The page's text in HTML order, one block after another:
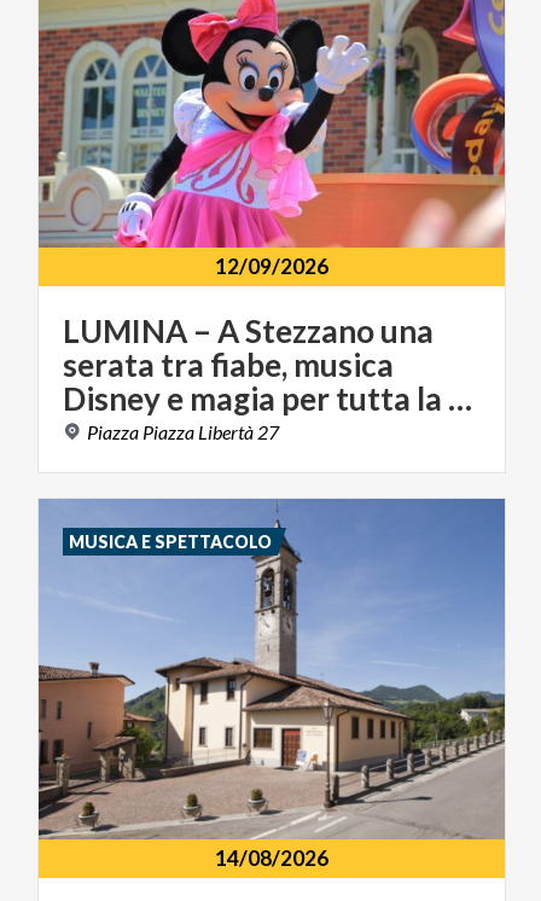
12/09/2026
LUMINA – A Stezzano una
serata tra fiabe, musica
Disney e magia per tutta la famiglia
Piazza Piazza Libertà 27
14/08/2026
MUSICA E SPETTACOLO